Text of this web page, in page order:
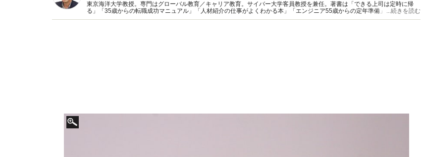
東京海洋大学教授。専門はグローバル教育／キャリア教育。サイバー大学客員教授を兼任。著書は「できる上司は定時に帰
る」「35歳からの転職成功マニュアル」「人材紹介の仕事がよくわかる本」「エンジニア55歳からの定年準備」他。元ヘッ
ドハンターで企業の採用事情に詳しい。
...続きを読む